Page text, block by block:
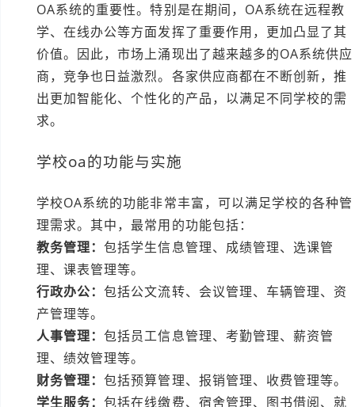
OA系统的重要性。特别是在期间，OA系统在远程教
学、在线办公等方面发挥了重要作用，更加凸显了其
价值。因此，市场上涌现出了越来越多的OA系统供应
商，竞争也日益激烈。各家供应商都在不断创新，推
出更加智能化、个性化的产品，以满足不同学校的需
求。
学校oa的功能与实施
学校OA系统的功能非常丰富，可以满足学校的各种管
理需求。其中，最常用的功能包括：
教务管理：包括学生信息管理、成绩管理、选课管
理、课表管理等。
行政办公：包括公文流转、会议管理、车辆管理、资
产管理等。
人事管理：包括员工信息管理、考勤管理、薪资管
理、绩效管理等。
财务管理：包括预算管理、报销管理、收费管理等。
学生服务：包括在线缴费、宿舍管理、图书借阅、就